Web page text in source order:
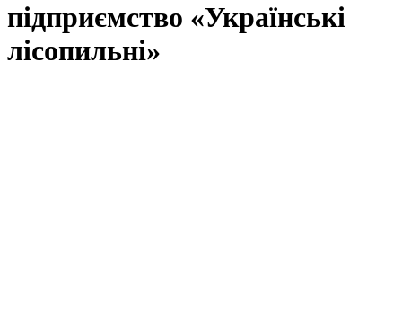
підприємство «Українські
лісопильні»